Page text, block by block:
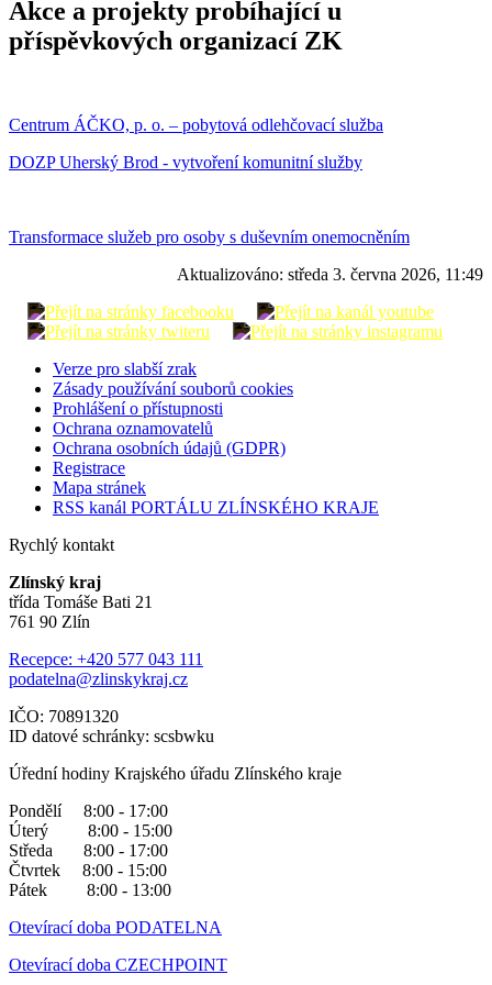
Akce a projekty probíhající u
příspěvkových organizací ZK
Centrum ÁČKO, p. o. – pobytová odlehčovací služba
DOZP Uherský Brod - vytvoření komunitní služby
Transformace služeb pro osoby s duševním onemocněním
Aktualizováno: středa 3. června 2026, 11:49
Verze pro slabší zrak
Zásady používání souborů cookies
Prohlášení o přístupnosti
Ochrana oznamovatelů
Ochrana osobních údajů (GDPR)
Registrace
Mapa stránek
RSS kanál PORTÁLU ZLÍNSKÉHO KRAJE
Rychlý kontakt
Zlínský kraj
třída Tomáše Bati 21
761 90 Zlín
Recepce: +420 577 043 111
podatelna@zlinskykraj.cz
IČO: 70891320
ID datové schránky: scsbwku
Úřední hodiny Krajského úřadu Zlínského kraje
Pondělí 8:00 - 17:00
Úterý 8:00 - 15:00
Středa 8:00 - 17:00
Čtvrtek 8:00 - 15:00
Pátek 8:00 - 13:00
Otevírací doba PODATELNA
Otevírací doba CZECHPOINT